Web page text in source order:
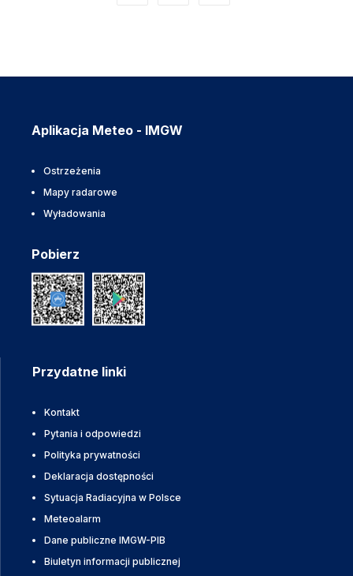
Aplikacja Meteo - IMGW
Ostrzeżenia
Mapy radarowe
Wyładowania
Pobierz
Przydatne linki
Kontakt
Pytania i odpowiedzi
Polityka prywatności
Deklaracja dostępności
Sytuacja Radiacyjna w Polsce
Meteoalarm
Dane publiczne IMGW-PIB
Biuletyn informacji publicznej